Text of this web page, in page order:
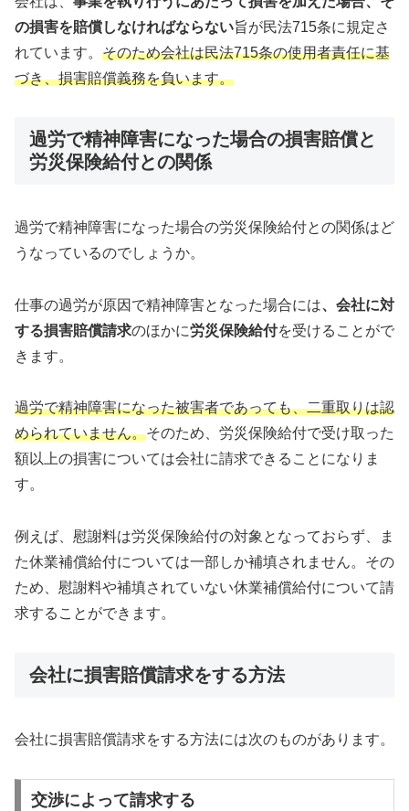
の損害を賠償しなければならない旨が民法715条に規定さ
れています。 そのため会社は民法715条の使用者責任に基
づき、損害賠償義務を負います。
過労で精神障害になった場合の損害賠償と
労災保険給付との関係
過労で精神障害になった場合の労災保険給付との関係はど
うなっているのでしょうか。
仕事の過労が原因で精神障害となった場合には、会社に対
する損害賠償請求のほかに労災保険給付を受けることがで
きます。
過労で精神障害になった被害者であっても、二重取りは認
められていません。そのため、労災保険給付で受け取った
額以上の損害については会社に請求できることになりま
す。
例えば、慰謝料は労災保険給付の対象となっておらず、ま
た休業補償給付については一部しか補填されません。その
ため、慰謝料や補填されていない休業補償給付について請
求することができます。
会社に損害賠償請求をする方法
会社に損害賠償請求をする方法には次のものがあります。
交渉によって請求する